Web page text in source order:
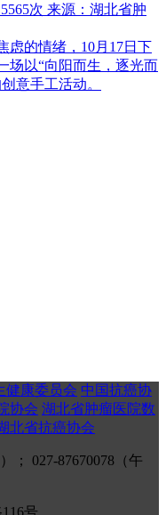
次 来源：湖北省肿
虑的情绪，10月17日下
场以“向阳而生，逐光而
意手工活动。
健康委员会 中国抗癌协
协会 湖北省肿瘤医院数
北省抗癌协会
； 027-87670078（午
号